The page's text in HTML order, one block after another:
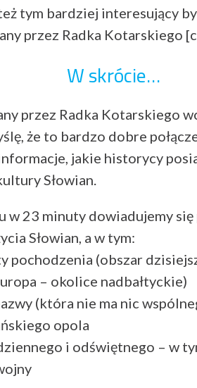
tym bardziej interesujący
przez Radka Kotarskiego
W skrócie…
przez Radka Kotarskiego
że to bardzo dobre
jakie historycy
Słowian.
w 23 minuty dowiadujemy
Słowian, a w tym:
pochodzenia (obszar
– okolice nadbałtyckie)
(która nie ma nic
opola
i odświętnego – w